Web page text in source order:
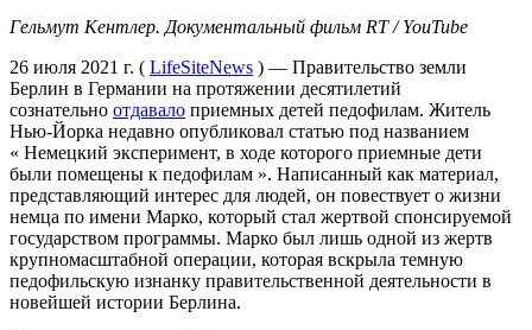
Гельмут Кентлер. Документальный фильм RT / YouTube
26 июля 2021 г. ( LifeSiteNews ) — Правительство земли
Берлин в Германии на протяжении десятилетий
сознательно отдавало приемных детей педофилам. Житель
Нью-Йорка недавно опубликовал статью под названием
« Немецкий эксперимент, в ходе которого приемные дети
были помещены к педофилам ». Написанный как материал,
представляющий интерес для людей, он повествует о жизни
немца по имени Марко, который стал жертвой спонсируемой
государством программы. Марко был лишь одной из жертв
крупномасштабной операции, которая вскрыла темную
педофильскую изнанку правительственной деятельности в
новейшей истории Берлина.